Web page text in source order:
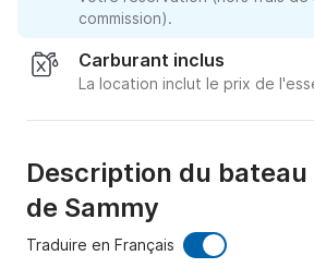
commission).
Carburant inclus
La location inclut le prix de
Description du
de Sammy
Traduire en Français